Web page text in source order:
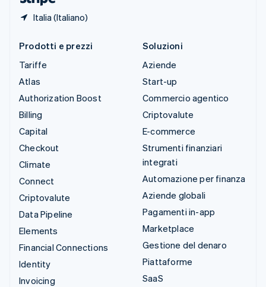
Italia (Italiano)
Prodotti e prezzi
Tariffe
Atlas
Authorization Boost
Billing
Capital
Checkout
Climate
Connect
Criptovalute
Data Pipeline
Elements
Financial Connections
Identity
Invoicing
Soluzioni
Aziende
Start-up
Commercio agentico
Criptovalute
E-commerce
Strumenti finanziari
integrati
Automazione per finanza
Aziende globali
Pagamenti in-app
Marketplace
Gestione del denaro
Piattaforme
SaaS